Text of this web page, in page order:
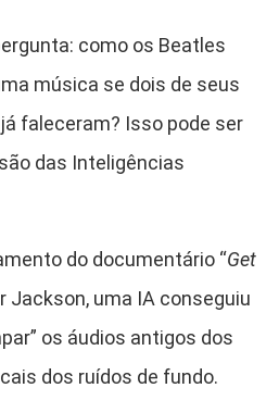
como os Beatles
música se dois de seus
faleceram? Isso pode ser
das Inteligências
do documentário “Get
Jackson, uma IA conseguiu
os áudios antigos dos
dos ruídos de fundo.